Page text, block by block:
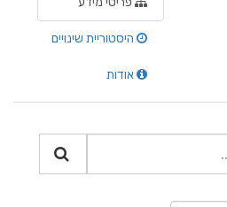
היסטוריית שינויים
אודות